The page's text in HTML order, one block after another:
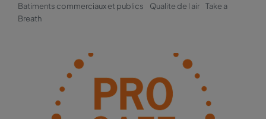
Batiments commerciaux et publics Qualite de l air
Take a
Breath